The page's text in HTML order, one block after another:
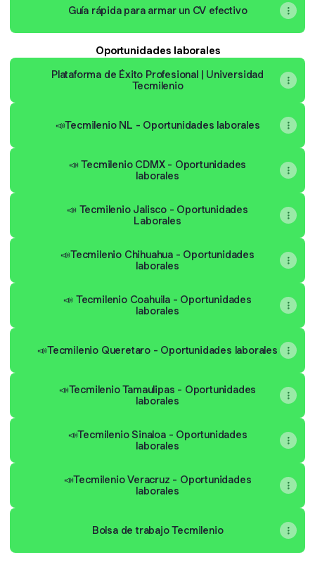
Guía rápida para armar un CV efectivo
Oportunidades laborales
Plataforma de Éxito Profesional | Universidad
Tecmilenio
📣Tecmilenio NL - Oportunidades laborales
📣 Tecmilenio CDMX - Oportunidades
laborales
📣 Tecmilenio Jalisco - Oportunidades
Laborales
📣Tecmilenio Chihuahua - Oportunidades
laborales
📣 Tecmilenio Coahuila - Oportunidades
laborales
📣Tecmilenio Queretaro - Oportunidades laborales
📣Tecmilenio Tamaulipas - Oportunidades
laborales
📣Tecmilenio Sinaloa - Oportunidades
laborales
📣Tecmilenio Veracruz - Oportunidades
laborales
Bolsa de trabajo Tecmilenio